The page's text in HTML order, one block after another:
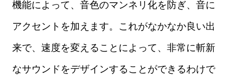
機能によって、音色のマンネリ化を防ぎ、音に
アクセントを加えます。これがなかなか良い出
来で、速度を変えることによって、非常に斬新
なサウンドをデザインすることができるわけで